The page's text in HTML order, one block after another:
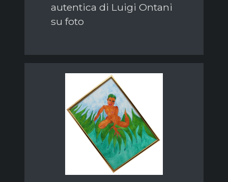
autentica di Luigi Ontani
su foto